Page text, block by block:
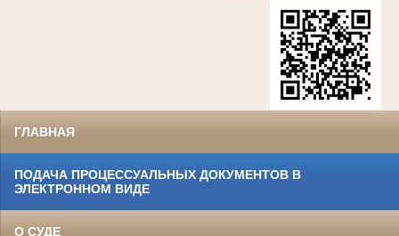
ГЛАВНАЯ
ПОДАЧА ПРОЦЕССУАЛЬНЫХ ДОКУМЕНТОВ В
ЭЛЕКТРОННОМ ВИДЕ
О СУДЕ